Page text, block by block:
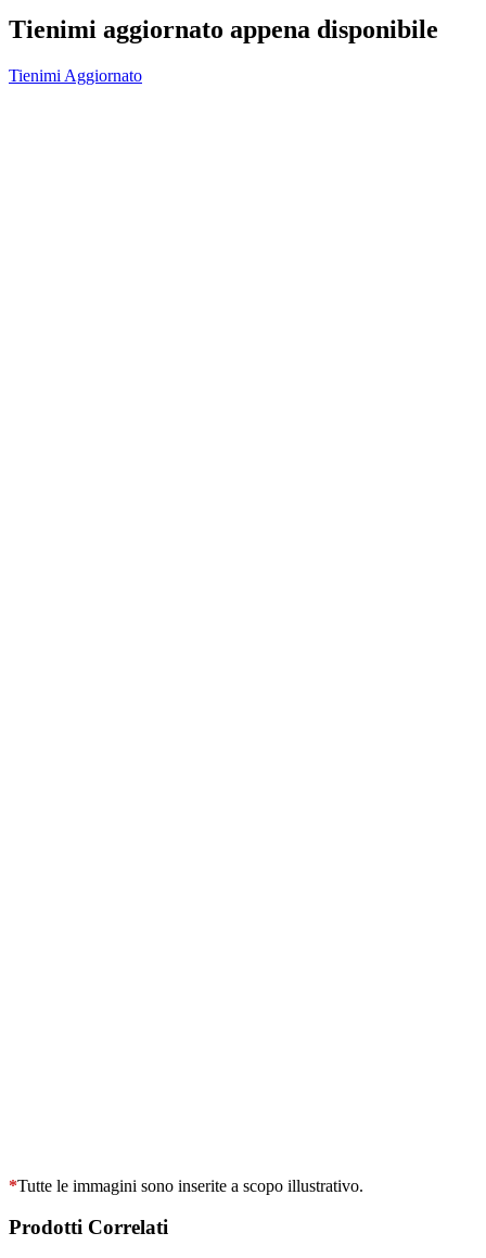
Tienimi aggiornato appena disponibile
Tienimi Aggiornato
*Tutte le immagini sono inserite a scopo illustrativo.
Prodotti Correlati